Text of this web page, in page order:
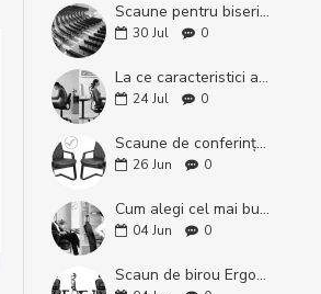
Scaune pentru biserici și săli de conferință – modele tapițate în diverse culori
30 Jul 0
La ce caracteristici ar trebui să fii atent atunci când cumperi un scaun de birou?
24 Jul 0
Scaune de conferință și vizitator 5950-S pe cadru din lemn wenge – fabricate în România
26 Jun 0
Cum alegi cel mai bun scaun de birou? Ghid complet
04 Jun 0
Scaun de birou Ergohuman 2 Ultra Black – ergonomie premium și confort superior